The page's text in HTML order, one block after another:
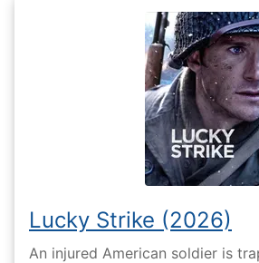
Lucky Strike (2026)
An injured American soldier is